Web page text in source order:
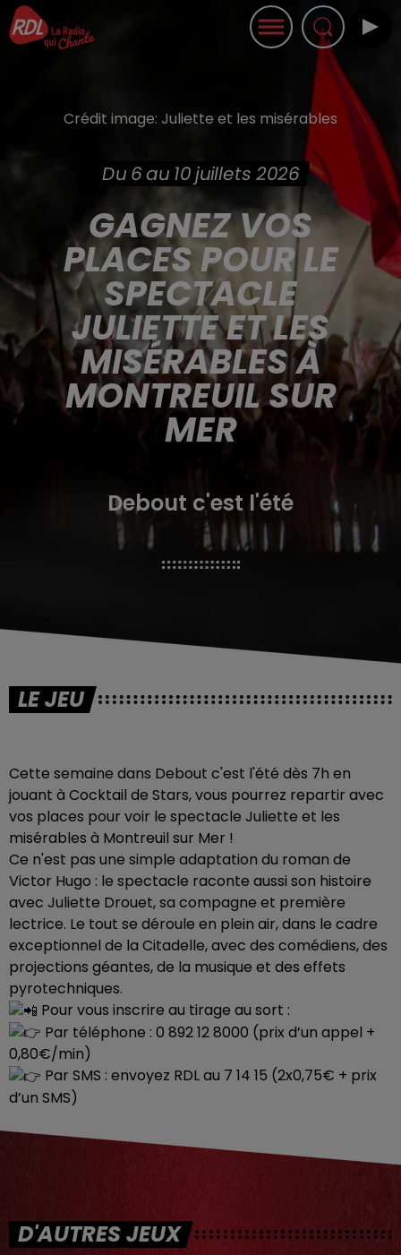
Crédit image: Juliette et les misérables
Du 6 au 10 juillets 2026
GAGNEZ VOS
PLACES POUR LE
SPECTACLE
JULIETTE ET LES
MISÉRABLES À
MONTREUIL SUR
MER
Debout c'est l'été
LE JEU
Cette semaine dans Debout c'est l'été dès 7h en
jouant à Cocktail de Stars, vous pourrez repartir avec
vos places pour voir le spectacle Juliette et les
misérables à Montreuil sur Mer !
Ce n'est pas une simple adaptation du roman de
Victor Hugo : le spectacle raconte aussi son histoire
avec Juliette Drouet, sa compagne et première
lectrice. Le tout se déroule en plein air, dans le cadre
exceptionnel de la Citadelle, avec des comédiens, des
projections géantes, de la musique et des effets
pyrotechniques.
Pour vous inscrire au tirage au sort :
Par téléphone : 0 892 12 8000 (prix d’un appel +
0,80€/min)
Par SMS : envoyez RDL au 7 14 15 (2x0,75€ + prix
d’un SMS)
D'AUTRES JEUX